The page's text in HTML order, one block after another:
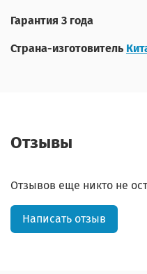
Гарантия 3 года
Страна-изготовитель
Отзывы
Отзывов еще никто не
Написать отзыв